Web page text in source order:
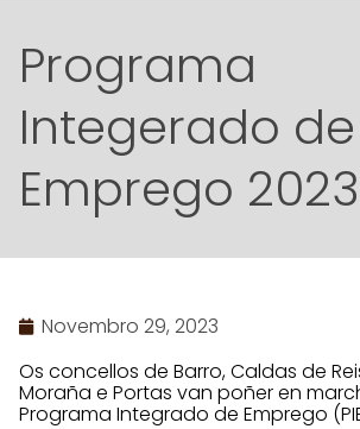
Programa
Integerado de
Emprego
Novembro 29, 2023
Os concellos de Barro, Caldas de
Moraña e Portas van poñer en
Programa Integrado de Emprego